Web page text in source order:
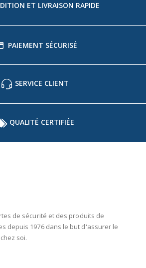
ET LIVRAISON RAPIDE
PAIEMENT SÉCURISÉ
SERVICE CLIENT
QUALITÉ CERTIFIÉE
de sécurité et des produits de
depuis 1976 dans le but d'assurer le
soi.